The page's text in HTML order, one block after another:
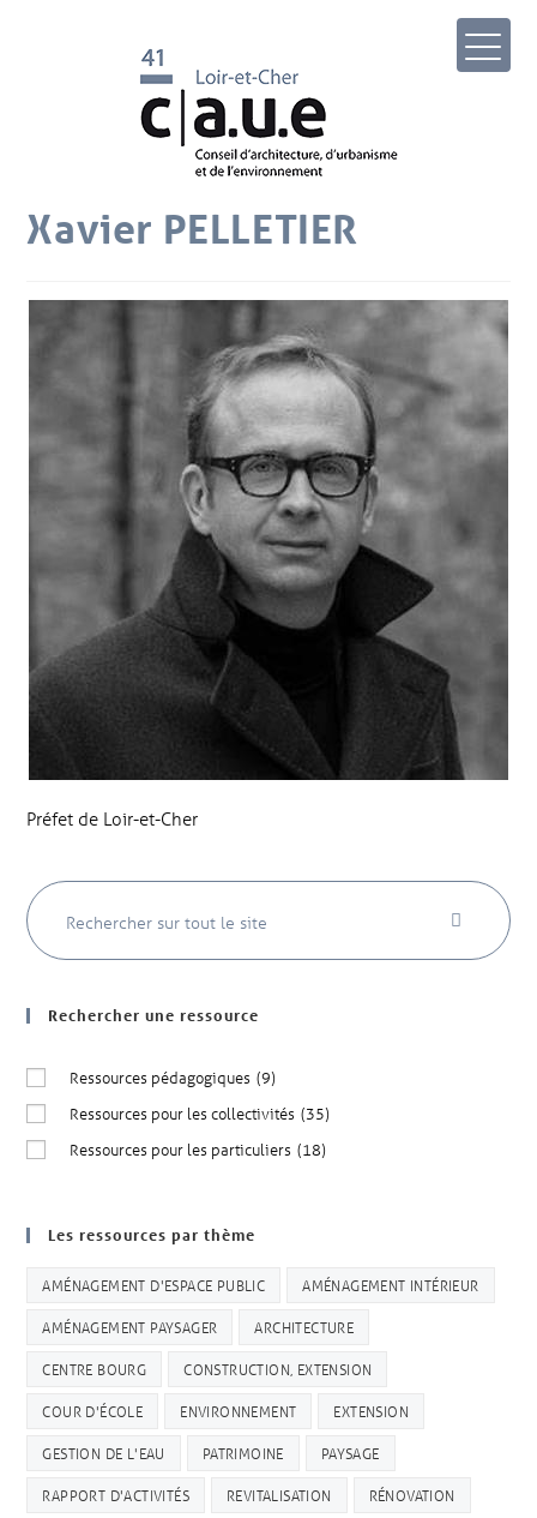
Xavier PELLETIER
Préfet de Loir-et-Cher
Rechercher une ressource
Ressources pédagogiques (9)
Ressources pour les collectivités (35)
Ressources pour les particuliers (18)
Les ressources par thème
AMÉNAGEMENT D'ESPACE PUBLIC AMÉNAGEMENT INTÉRIEUR
AMÉNAGEMENT PAYSAGER ARCHITECTURE
CENTRE BOURG CONSTRUCTION, EXTENSION
COUR D'ÉCOLE ENVIRONNEMENT EXTENSION
GESTION DE L'EAU PATRIMOINE PAYSAGE
RAPPORT D'ACTIVITÉS REVITALISATION RÉNOVATION